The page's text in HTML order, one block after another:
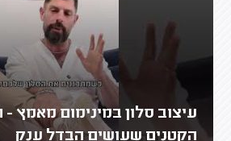
עיצוב סלון במינימום מאמץ -
הקטנים שעושים הבדל ענק